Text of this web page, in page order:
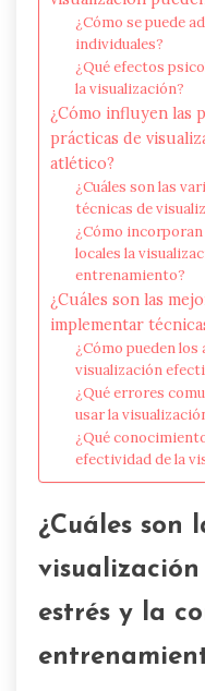
¿Cómo se puede
individuales?
¿Qué efectos
la visualización?
¿Cómo influyen las
prácticas de
atlético?
¿Cuáles son las
técnicas de
¿Cómo
locales la
entrenamiento?
¿Cuáles son las
implementar
¿Cómo pueden
visualización
¿Qué errores
usar la
¿Qué
efectividad de la
¿Cuáles son
estrés y la